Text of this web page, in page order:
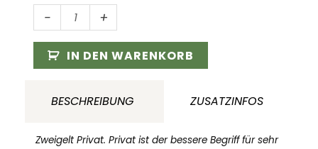
-
Naturwein
Zweigelt
Privat
Georg
+
IN DEN WARENKORB
BESCHREIBUNG ZUSATZINFOS
Zweigelt Privat. Privat ist der bessere Begriff für sehr